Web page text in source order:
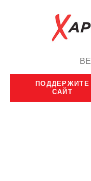
BE
ПОДДЕРЖИТЕ
САЙТ